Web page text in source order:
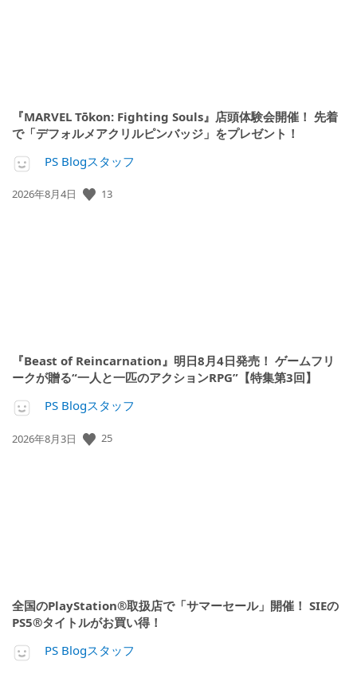
『MARVEL Tōkon: Fighting Souls』店頭体験会開催！ 先着
で「デフォルメアクリルピンバッジ」をプレゼント！
PS Blogスタッフ
公
2026年8月4日 13
『Beast of Reincarnation』明日8月4日発売！ ゲームフリ
ークが贈る“一人と一匹のアクションRPG”【特集第3回】
PS Blogスタッフ
公
2026年8月3日 25
全国のPlayStation®取扱店で「サマーセール」開催！ SIEの
PS5®タイトルがお買い得！
PS Blogスタッフ